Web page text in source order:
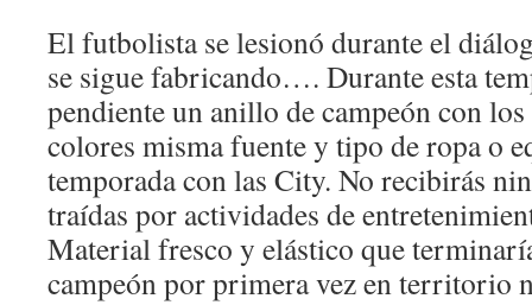
El futbolista se lesionó durante el
se sigue fabricando…. Durante esta
pendiente un anillo de campeón con
colores misma fuente y tipo de ropa o
temporada con las City. No recibirás
traídas por actividades de
Material fresco y elástico que
campeón por primera vez en territorio